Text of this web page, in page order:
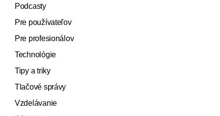
Podcasty
Pre používateľov
Pre profesionálov
Technológie
Tipy a triky
Tlačové správy
Vzdelávanie